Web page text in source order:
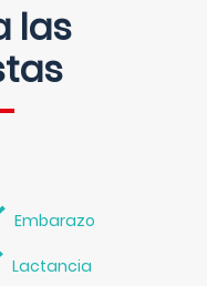
las
Embarazo
Lactancia